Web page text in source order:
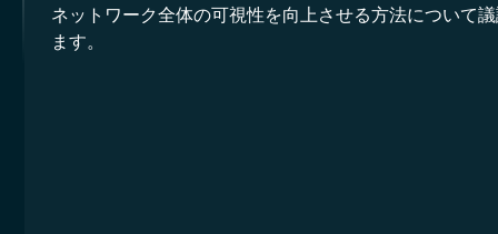
ネットワーク全体の可視性を向上させる方法について
ます。